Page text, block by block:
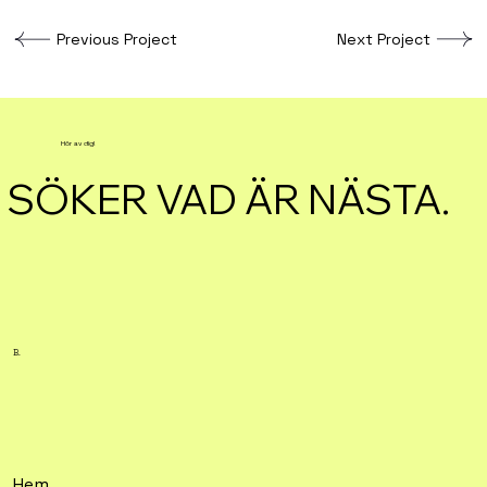
Previous Project Next Project
Hör av dig!
SÖKER VAD ÄR NÄSTA.
B.